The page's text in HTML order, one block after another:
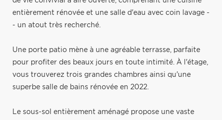
entièrement rénovée et une salle d'eau avec coin lavage -
- un atout très recherché.
Une porte patio mène à une agréable terrasse, parfaite
pour profiter des beaux jours en toute intimité. À l'étage,
vous trouverez trois grandes chambres ainsi qu'une
superbe salle de bains rénovée en 2022.
Le sous-sol entièrement aménagé propose une vaste